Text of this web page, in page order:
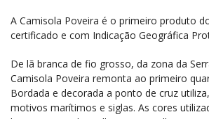
A Camisola Poveira é o primeiro produto
certificado e com Indicação Geográfica
De lã branca de fio grosso, da zona da
Camisola Poveira remonta ao primeiro
Bordada e decorada a ponto de cruz
motivos marítimos e siglas. As cores